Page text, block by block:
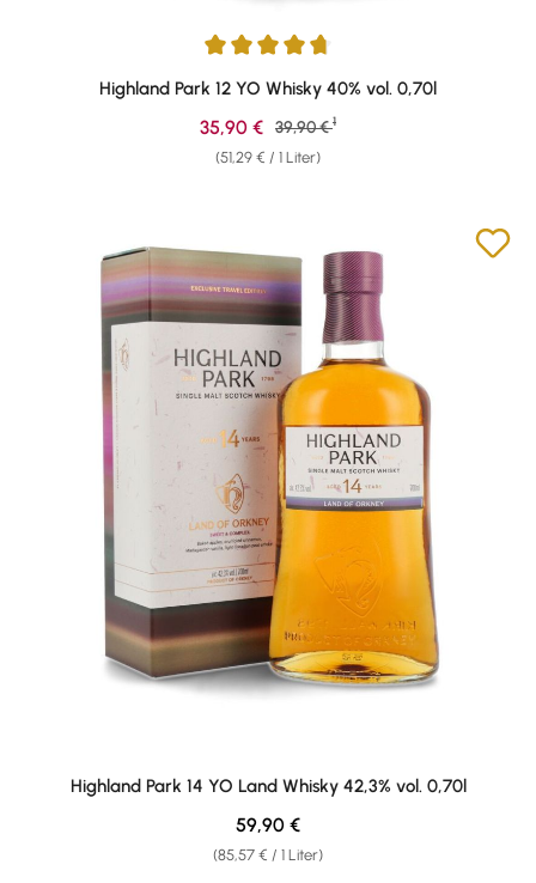
Durchschnittliche Bewertung von 4.81 von 5 Sternen
Highland Park 12 YO Whisky 40% vol. 0,70l
(51,29 € / 1 Liter)
Verkaufspreis:
35,90 € Regulärer Preis:
39,90 € 1
Highland Park 14 YO Land Whisky 42,3% vol. 0,70l
(85,57 € / 1 Liter)
Regulärer Preis:
59,90 €